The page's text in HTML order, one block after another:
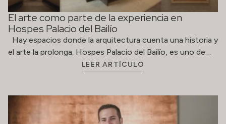
El arte como parte de la experiencia en
Hospes Palacio del Bailío
Hay espacios donde la arquitectura cuenta una historia y
el arte la prolonga. Hospes Palacio del Bailío, es uno de…
LEER ARTÍCULO